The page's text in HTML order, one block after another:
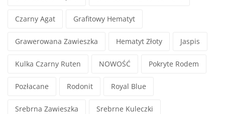
Czarny Agat Grafitowy Hematyt
Grawerowana Zawieszka Hematyt Złoty Jaspis
Kulka Czarny Ruten NOWOŚĆ Pokryte Rodem
Pozłacane Rodonit Royal Blue
Srebrna Zawieszka Srebrne Kuleczki